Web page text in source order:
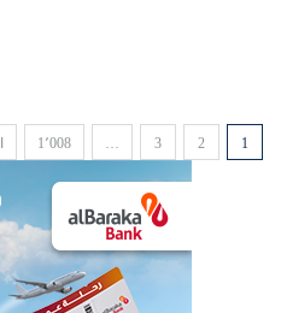
1
2
3
… 1٬008